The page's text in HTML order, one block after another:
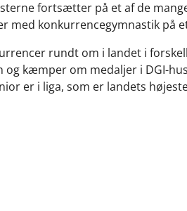
fortsætter på et af de
med konkurrencegymnastik på
rundt om i landet i
kæmper om medaljer i DGI-
er i liga, som er landets